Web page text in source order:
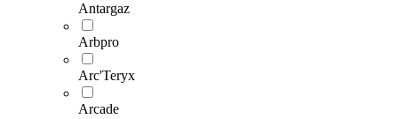
Antargaz
Arbpro
Arc'Teryx
Arcade